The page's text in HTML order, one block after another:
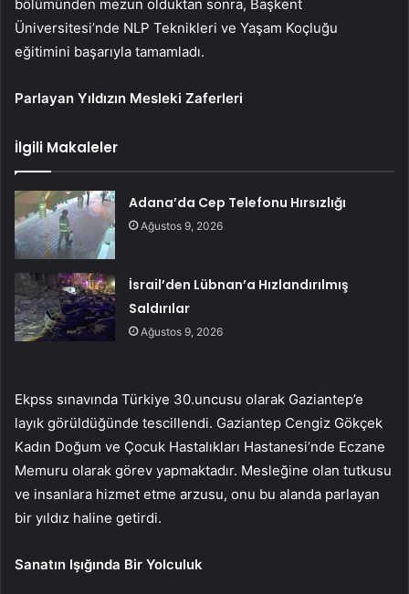
bölümünden mezun olduktan sonra, Başkent
Üniversitesi’nde NLP Teknikleri ve Yaşam Koçluğu
eğitimini başarıyla tamamladı.
Parlayan Yıldızın Mesleki Zaferleri
İlgili Makaleler
Adana’da Cep Telefonu Hırsızlığı
Ağustos 9, 2026
İsrail’den Lübnan’a Hızlandırılmış
Saldırılar
Ağustos 9, 2026
Ekpss sınavında Türkiye 30.uncusu olarak Gaziantep’e
layık görüldüğünde tescillendi. Gaziantep Cengiz Gökçek
Kadın Doğum ve Çocuk Hastalıkları Hastanesi’nde Eczane
Memuru olarak görev yapmaktadır. Mesleğine olan tutkusu
ve insanlara hizmet etme arzusu, onu bu alanda parlayan
bir yıldız haline getirdi.
Sanatın Işığında Bir Yolculuk